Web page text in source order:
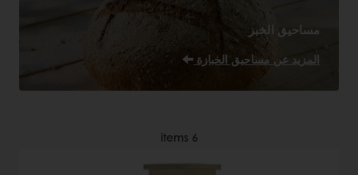
مساحيق الخبز
المزيد عن مساحيق الخبازة
6